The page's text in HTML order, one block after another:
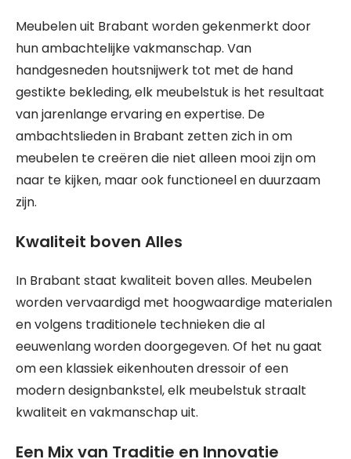
Meubelen uit Brabant worden gekenmerkt door
hun ambachtelijke vakmanschap. Van
handgesneden houtsnijwerk tot met de hand
gestikte bekleding, elk meubelstuk is het resultaat
van jarenlange ervaring en expertise. De
ambachtslieden in Brabant zetten zich in om
meubelen te creëren die niet alleen mooi zijn om
naar te kijken, maar ook functioneel en duurzaam
zijn.
Kwaliteit boven Alles
In Brabant staat kwaliteit boven alles. Meubelen
worden vervaardigd met hoogwaardige materialen
en volgens traditionele technieken die al
eeuwenlang worden doorgegeven. Of het nu gaat
om een klassiek eikenhouten dressoir of een
modern designbankstel, elk meubelstuk straalt
kwaliteit en vakmanschap uit.
Een Mix van Traditie en Innovatie